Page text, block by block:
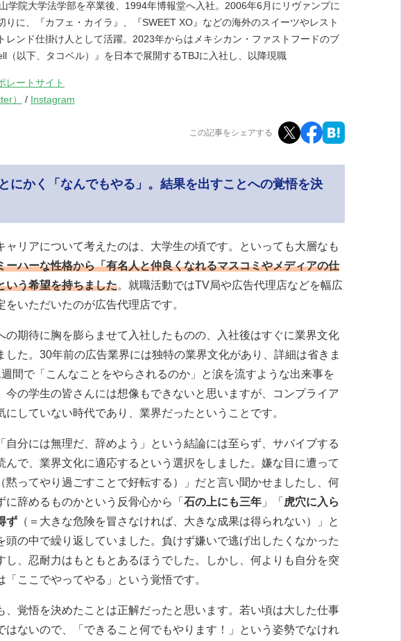
学院大学法学部を卒業後、1994年博報堂へ入社。2006年6月にリヴァンプに
りに、『カフェ・カイラ』、『SWEET XO』などの海外のスイーツやレスト
レンド仕掛け人として活躍。2023年からはメキシカン・ファストフードのブ
（以下、タコベル）』を日本で展開するTBJに入社し、以降現職
レートサイト
） / Instagram
この記事をシェアする
にかく「なんでもやる」。結果を出すことへの覚悟を決
ャリアについて考えたのは、大学生の頃です。といっても大層なも
ーハーな性格から「有名人と仲良くなれるマスコミやメディアの仕
いう希望を持ちました。就職活動ではTV局や広告代理店などを幅広
をいただいたのが広告代理店です。
の期待に胸を膨らませて入社したものの、入社後はすぐに業界文化
した。30年前の広告業界には独特の業界文化があり、詳細は省きま
間で「こんなことをやらされるのか」と涙を流すような出来事を
今の学生の皆さんには想像もできないと思いますが、コンプライア
にしていない時代であり、業界だったということです。
自分には無理だ、辞めよう」という結論には至らず、サバイブする
んで、業界文化に適応するという選択をしました。嫌な目に遭って
（黙ってやり過ごすことで好転する）」だと言い聞かせましたし、何
に辞めるものかという反骨心から「 石の上にも三年 」「 虎穴に入ら
ず （＝大きな危険を冒さなければ、大きな成果は得られない）」と
頭の中で繰り返していました。負けず嫌いで逃げ出したくなかった
し、忍耐力はもともとあるほうでした。しかし、何よりも自分を突
「ここでやってやる」という覚悟です。
、覚悟を決めたことは正解だったと思います。若い頃は大した仕事
はないので、「できること何でもやります！」という姿勢でなけれ